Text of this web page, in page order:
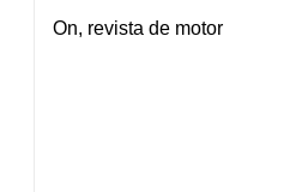
On, revista de motor